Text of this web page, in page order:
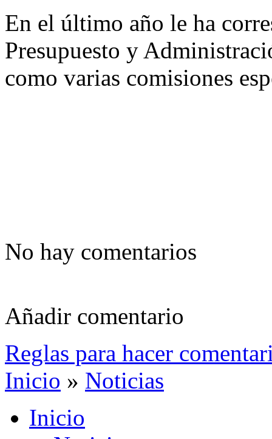
En el último año le ha
Presupuesto y
como varias comisiones
No hay comentarios
Añadir comentario
Reglas para hacer
Inicio » Noticias
Inicio